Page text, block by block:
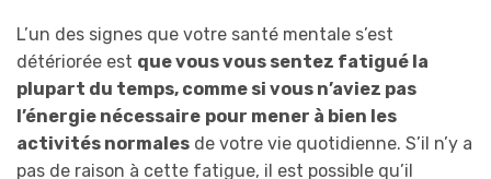
L’un des signes que votre santé mentale s’est
détériorée est que vous vous sentez fatigué la
plupart du temps, comme si vous n’aviez pas
l’énergie nécessaire pour mener à bien les
activités normales de votre vie quotidienne. S’il n’y a
pas de raison à cette fatigue, il est possible qu’il